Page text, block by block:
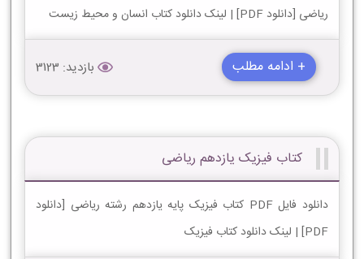
ریاضی [دانلود PDF] | لینک دانلود کتاب انسان و محیط زیست
+ ادامه مطلب بازدید: 3123
کتاب فیزیک یازدهم ریاضی
دانلود فایل PDF کتاب فیزیک پایه یازدهم رشته ریاضی [دانلود
PDF] | لینک دانلود کتاب فیزیک